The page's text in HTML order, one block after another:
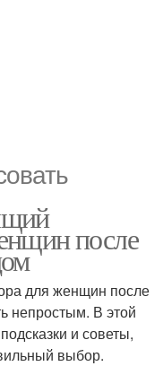
после
для женщин после
непростым. В этой
и советы,
выбор.